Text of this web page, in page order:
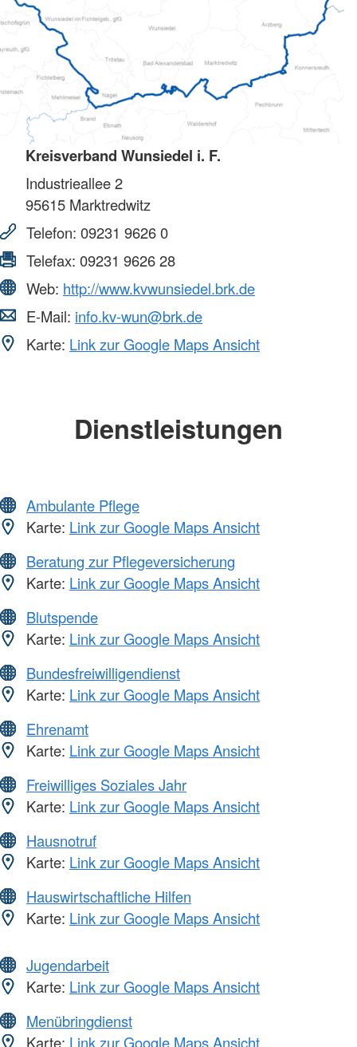
Kreisverband Wunsiedel i. F.
Industrieallee 2
95615 Marktredwitz
Telefon: 09231 9626 0
Telefax: 09231 9626 28
Web: http://www.kvwunsiedel.brk.de
E-Mail: info.kv-wun@brk.de
Karte: Link zur Google Maps Ansicht
Dienstleistungen
Ambulante Pflege
Karte: Link zur Google Maps Ansicht
Beratung zur Pflegeversicherung
Karte: Link zur Google Maps Ansicht
Blutspende
Karte: Link zur Google Maps Ansicht
Bundesfreiwilligendienst
Karte: Link zur Google Maps Ansicht
Ehrenamt
Karte: Link zur Google Maps Ansicht
Freiwilliges Soziales Jahr
Karte: Link zur Google Maps Ansicht
Hausnotruf
Karte: Link zur Google Maps Ansicht
Hauswirtschaftliche Hilfen
Karte: Link zur Google Maps Ansicht
Jugendarbeit
Karte: Link zur Google Maps Ansicht
Menübringdienst
Karte: Link zur Google Maps Ansicht